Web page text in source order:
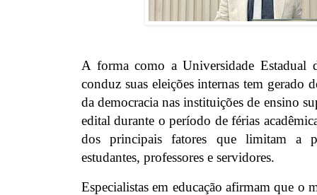
A forma como a Universidade Estadual
conduz suas eleições internas tem gerado
da democracia nas instituições de ensino
edital durante o período de férias
dos principais fatores que limitam a
estudantes, professores e servidores.
Especialistas em educação afirmam que o